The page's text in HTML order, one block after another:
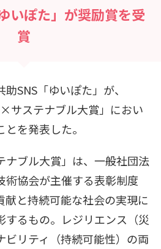
いぽた」が奨励賞を受
賞
SNS「ゆいぽた」が、
×サステナブル大賞」におい
を発表した。
ナブル大賞」は、一般社団法
術協会が主催する表彰制度
献と持続可能な社会の実現に
するもの。レジリエンス（災
ビリティ（持続可能性）の両